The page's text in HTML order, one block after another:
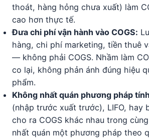
thoát, hàng hỏng chưa xuất) làm
cao hơn thực tế.
Đưa chi phí vận hành vào COGS:
hàng, chi phí marketing, tiền thuê
— không phải COGS. Nhầm làm
co lại, không phản ánh đúng hiệu
phẩm.
Không nhất quán phương pháp
(nhập trước xuất trước), LIFO, hay
cho ra COGS khác nhau trong
nhất quán một phương pháp theo